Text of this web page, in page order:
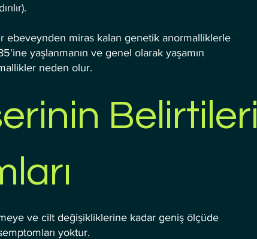
ebeveynden miras kalan genetik anormalliklerle
yaşlanmanın ve genel olarak yaşamın
neden olur.
ve cilt değişikliklerine kadar geniş ölçüde
yoktur.
Belirtileri